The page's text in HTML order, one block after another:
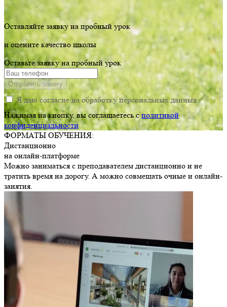
Оставляйте заявку на пробный урок
и оцените качество школы
Оставьте заявку на пробный урок
Отправить заявку
Я даю согласие на обработку персональных данных
Нажимая на кнопку, вы соглашаетесь cполитикой
конфиденциальности
ФОРМАТЫ ОБУЧЕНИЯ:
Дистанционно
на онлайн-платформе
Можно заниматься с преподавателем дистанционно и не
тратить время на дорогу. А можно совмещать очные и онлайн-
занятия.